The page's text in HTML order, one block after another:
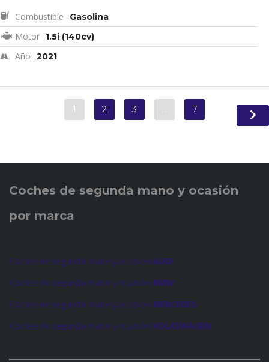
Combustible Gasolina
Motor 1.5i (140cv)
Año 2021
1 2 3 … 7
Coches de segunda mano y ocasión
por marca
Coches de segunda mano y ocasión AUDI
Coches de segunda mano y ocasión BMW
Coches de segunda mano y ocasión MERCEDES
Coches de segunda mano y ocasión VOLKSWAGEN